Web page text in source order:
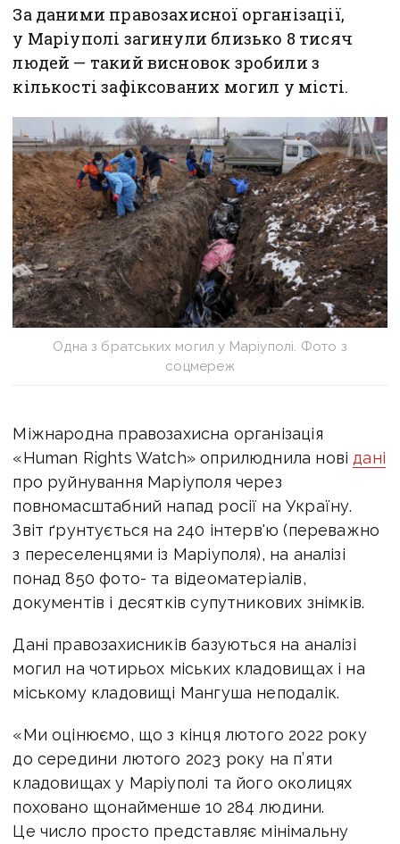
За даними правозахисної організації,
у Маріуполі загинули близько 8 тисяч
людей — такий висновок зробили з
кількості зафіксованих могил у місті.
Одна з братських могил у Маріуполі. Фото з
соцмереж
Міжнародна правозахисна організація
«Human Rights Watch» оприлюднила нові дані
про руйнування Маріуполя через
повномасштабний напад росії на Україну.
Звіт ґрунтується на 240 інтерв'ю (переважно
з переселенцями із Маріуполя), на аналізі
понад 850 фото- та відеоматеріалів,
документів і десятків супутникових знімків.
Дані правозахисників базуються на аналізі
могил на чотирьох міських кладовищах і на
міському кладовищі Мангуша неподалік.
«Ми оцінюємо, що з кінця лютого 2022 року
до середини лютого 2023 року на п’яти
кладовищах у Маріуполі та його околицях
поховано щонайменше 10 284 людини.
Це число просто представляє мінімальну